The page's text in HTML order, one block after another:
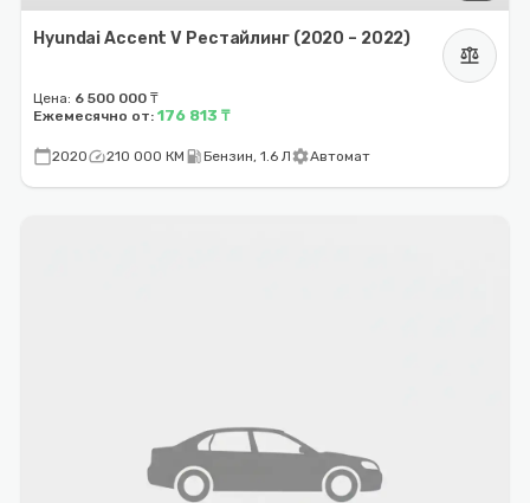
Hyundai Accent V Рестайлинг (2020 – 2022)
balance
Цена: 6 500 000 ₸
Ежемесячно от: 176 813 ₸
calendar_today2020speed210 000 КМ local_gas_stationБензин, 1.6 ЛsettingsАвтомат